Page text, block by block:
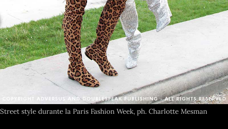
Street style durante la Paris Fashion Week, ph. Charlotte Mesman